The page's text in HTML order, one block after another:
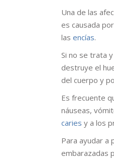
Una de las
es causada
las encías.
Si no se trata
destruye el
del cuerpo y
Es frecuente
náuseas,
caries y a los
Para ayudar a
embarazadas